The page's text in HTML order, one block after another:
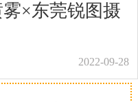
作品已成功备案！
作品已成功备案！
×东莞锐图摄
2022-09-28